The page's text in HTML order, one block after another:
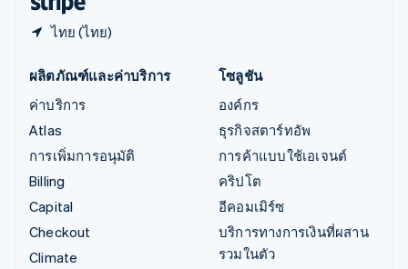
ไทย (ไทย)
ผลิตภัณฑ์และค่าบริการ
ค่าบริการ
Atlas
การเพิ่มการอนุมัติ
Billing
Capital
Checkout
Climate
โซลูชัน
องค์กร
ธุรกิจสตาร์ทอัพ
การค้าแบบใช้เอเจนต์
คริปโต
อีคอมเมิร์ซ
บริการทางการเงินที่ผสาน
รวมในตัว